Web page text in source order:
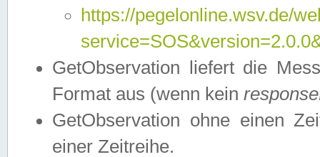
https://pegelonline.wsv.de/
GetObservation liefert die
Format aus (wenn kein
GetObservation ohne einen
einer Zeitreihe.